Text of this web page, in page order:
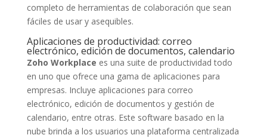
completo de herramientas de colaboración que sean
fáciles de usar y asequibles.
Aplicaciones de productividad: correo
electrónico, edición de documentos, calendario
Zoho Workplace es una suite de productividad todo
en uno que ofrece una gama de aplicaciones para
empresas. Incluye aplicaciones para correo
electrónico, edición de documentos y gestión de
calendario, entre otras. Este software basado en la
nube brinda a los usuarios una plataforma centralizada